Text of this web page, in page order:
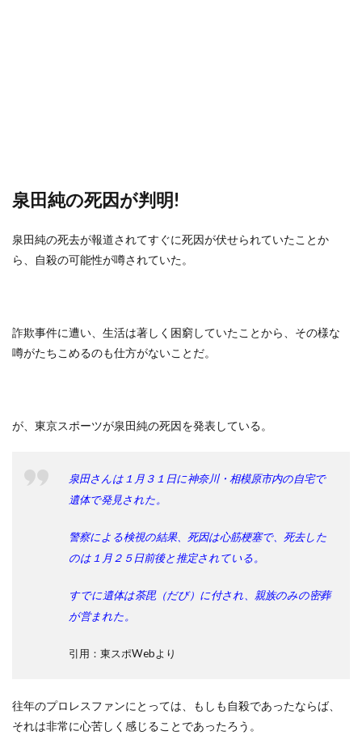
泉田純の死因が判明!
泉田純の死去が報道されてすぐに死因が伏せられていたことか
ら、自殺の可能性が噂されていた。
詐欺事件に遭い、生活は著しく困窮していたことから、その様な
噂がたちこめるのも仕方がないことだ。
が、東京スポーツが泉田純の死因を発表している。
泉田さんは１月３１日に神奈川・相模原市内の自宅で
遺体で発見された。
警察による検視の結果、死因は心筋梗塞で、死去した
のは１月２５日前後と推定されている。
すでに遺体は荼毘（だび）に付され、親族のみの密葬
が営まれた。
引用：東スポWebより
往年のプロレスファンにとっては、もしも自殺であったならば、
それは非常に心苦しく感じることであったろう。